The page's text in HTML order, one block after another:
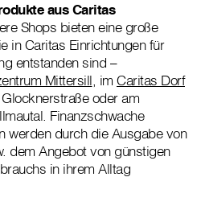
aus Caritas
Shops bieten eine große
in Caritas Einrichtungen für
entstanden sind –
Mittersill, im Caritas Dorf
oder am
Finanzschwache
werden durch die Ausgabe von
dem Angebot von günstigen
in ihrem Alltag